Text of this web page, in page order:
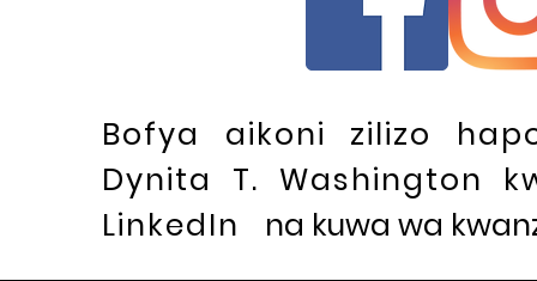
Bofya aikoni zilizo
Dynita T. Washington
LinkedIn
na kuwa wa